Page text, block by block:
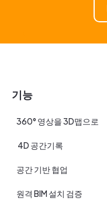
기능
360° 영상을 3D맵으로
4D 공간기록
공간 기반 협업
원격 BIM 설치 검증